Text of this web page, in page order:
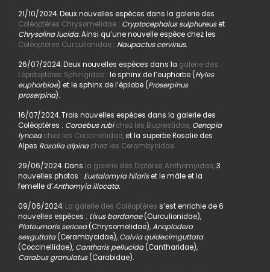
21/10/2024. Deux nouvelles espèces dans la galerie des
Coléoptères Chrysomelidae: Cryptocephalus sulphureuset
Chrysolina lucida. Ainsi qu’une nouvelle espèce chez les
Coléoptères Curculionidae : Naupactus cervinus.
26/07/2024. Deux nouvelles espèces dans la galerie des
Lépidoptères Sphingidae: le sphinx de l’euphorbe (Hyles
euphorbiae) et le sphinx de l’épilobe (Proserpinus
proserpina).
16/07/2024. Trois nouvelles espèces dans la galerie des
Coléoptères : Coraebus rubi chez les Buprestidae, Oenopia
lyncea chez les Coccinellidae,et la superbe Rosalie des
Alpes Rosalia alpina chez les Cerambycidae.
29/06/2024. Dans la galerie des Diptères Anthomyidae,3
nouvelles photos : Eustalomyia hilariset le mâle et la
femelle d’Anthomyia illocata.
09/06/2024.La galerie des Coléoptères s’est enrichie de 6
nouvelles espèces : Lixus bardanae(Curculionidae),
Plateumaris sericea(Chrysomelidae),Anoplodera
sexguttata(Cerambycidae), Calvia quidecimguttata
(Coccinellidae), Cantharis pellucida(Cantharidae),
Carabus granulatus(Carabidae).